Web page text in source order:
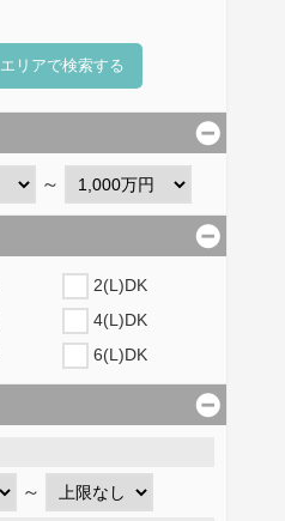
エリアで検索する
～
2(L)DK
4(L)DK
6(L)DK
～